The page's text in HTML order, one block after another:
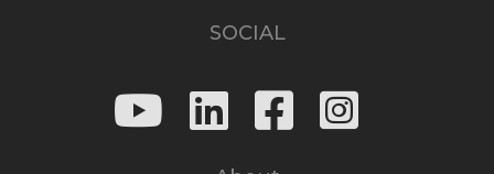
SOCIAL